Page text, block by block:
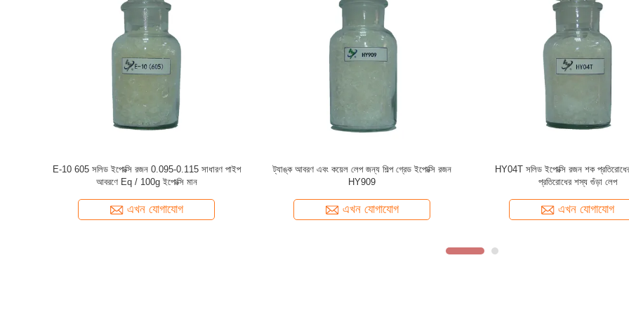
ট্যাঙ্ক আবরণ এবং কয়েল লেপ জন্য শিল্প গ্রেড ইপোক্সি রজন
HY909
এখন যোগাযোগ
HY04T সলিড ইপোক্সি রজন শক প্রতিরোধের এবং নমন
প্রতিরোধের শস্য গুঁড়া লেপ
এখন যোগাযোগ
বিসফেনল এ ইপোক্সি রজন E 12 ((604) CAS 25036
3
এখন যোগাযোগ